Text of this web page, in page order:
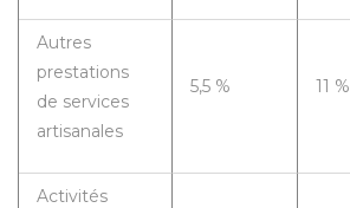
Autres
prestations
de services
artisanales
5,5 % 11 %
Activités